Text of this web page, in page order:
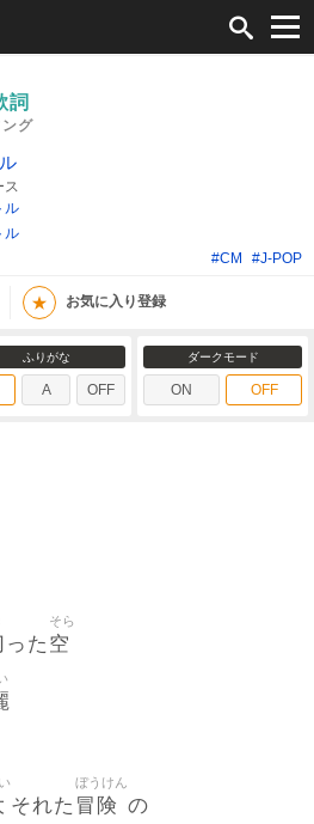
詞
ング
ス
ル
ル
#CM
#J-POP
★ お気に入り登録
ふりがな
A OFF
ダークモード
ON OFF
った 空
そら
それた 冒険
ぼうけん
の